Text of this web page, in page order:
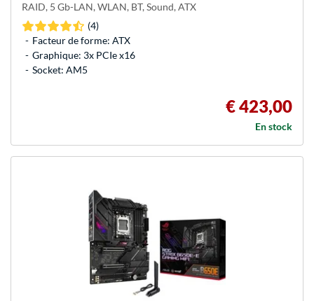
RAID, 5 Gb-LAN, WLAN, BT, Sound, ATX
(4)
Facteur de forme: ATX
Graphique: 3x PCIe x16
Socket: AM5
€ 423,00
En stock